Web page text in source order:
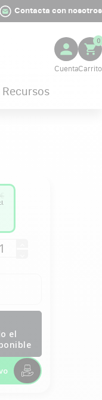
Contacta con nosotros
0
Recursos
el